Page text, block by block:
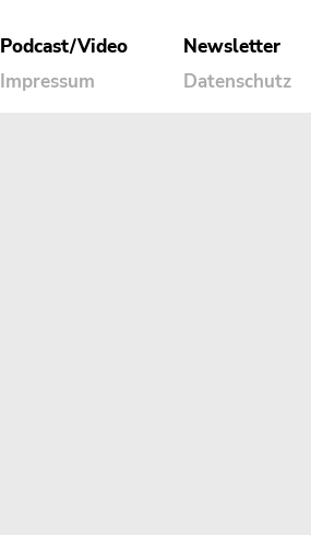
Podcast/Video
Impressum
Newsletter
Datenschutz